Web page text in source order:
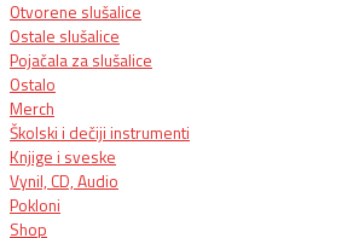
Otvorene slušalice
Ostale slušalice
Pojačala za slušalice
Ostalo
Merch
Školski i dečiji instrumenti
Knjige i sveske
Vynil, CD, Audio
Pokloni
Shop